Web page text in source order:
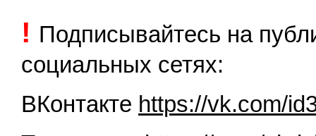
! Подписывайтесь на
социальных сетях:
ВКонтакте https://vk.com/